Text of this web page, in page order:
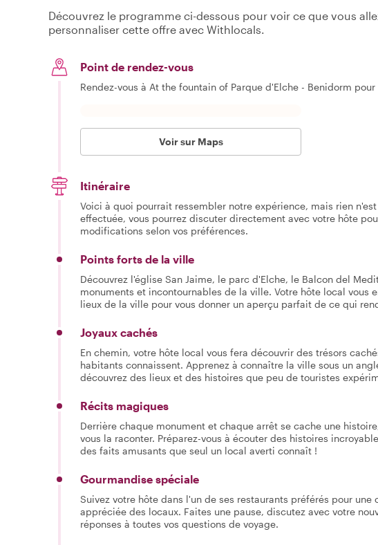
Découvrez le programme ci-dessous pour voir ce que vous
personnaliser cette offre avec Withlocals.
Point de rendez-vous
Rendez-vous à At the fountain of Parque d'Elche - Benidorm
Voir sur Maps
Itinéraire
Voici à quoi pourrait ressembler notre expérience, mais rien
effectuée, vous pourrez discuter directement avec votre hôte
modifications selon vos préférences.
Points forts de la ville
Découvrez l'église San Jaime, le parc d'Elche, le Balcon del
monuments et incontournables de la ville. Votre hôte local vous
lieux de la ville pour vous donner un aperçu parfait de ce qui
Joyaux cachés
En chemin, votre hôte local vous fera découvrir des trésors
habitants connaissent. Apprenez à connaître la ville sous un
découvrez des lieux et des histoires que peu de touristes
Récits magiques
Derrière chaque monument et chaque arrêt se cache une
vous la raconter. Préparez-vous à écouter des histoires
des faits amusants que seul un local averti connaît !
Gourmandise spéciale
Suivez votre hôte dans l'un de ses restaurants préférés pour une
appréciée des locaux. Faites une pause, discutez avec votre
réponses à toutes vos questions de voyage.